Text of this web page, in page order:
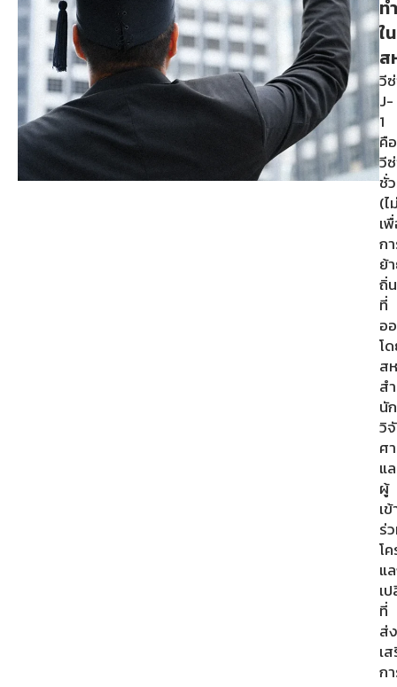
ท
ใน
ส
วี
J-
1
คือ
วี
ชั่
(ไ
เ
ก
ย้
ถิ่
ที่
อ
โ
ส
ส
นัก
วิ
ศ
แ
ผู้
เ
ร่
โ
แ
เ
ที่
ส่ง
เ
ก